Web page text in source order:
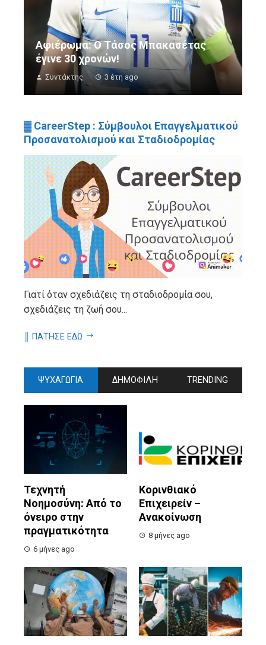
Αφιέρωμα: Ο Τάσος Μπακασέτας
έγινε 30 χρονών!
Συντάκτης 3 έτη ago
▓ CareerStep : Σύμβουλοι Επαγγελματικού
Προσανατολισμού και Σταδιοδρομίας
Γιατί όταν σχεδιάζεις τη σταδιοδρομία σου,
σχεδιάζεις τη ζωή σου...
║ ΠΑΤΗΣΕ ΕΔΩ
ΨΥΧΑΓΩΓΙΑ ΔΗΜΟΦΙΛΗ TRENDING
Τεχνητή
Νοημοσύνη: Από το
όνειρο στην
πραγματικότητα
6 μήνες ago
Κορινθιακό
Επιχειρείν –
Ανακοίνωση
8 μήνες ago